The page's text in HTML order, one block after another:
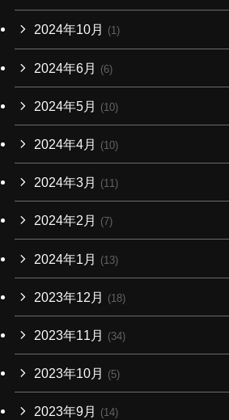
2024年10月 (1)
2024年6月 (6)
2024年5月 (10)
2024年4月 (10)
2024年3月 (11)
2024年2月 (7)
2024年1月 (13)
2023年12月 (18)
2023年11月 (34)
2023年10月 (5)
2023年9月 (14)